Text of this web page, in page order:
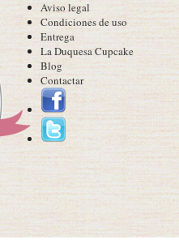
Aviso legal
Condiciones de uso
Entrega
La Duquesa Cupcake
Blog
Contactar